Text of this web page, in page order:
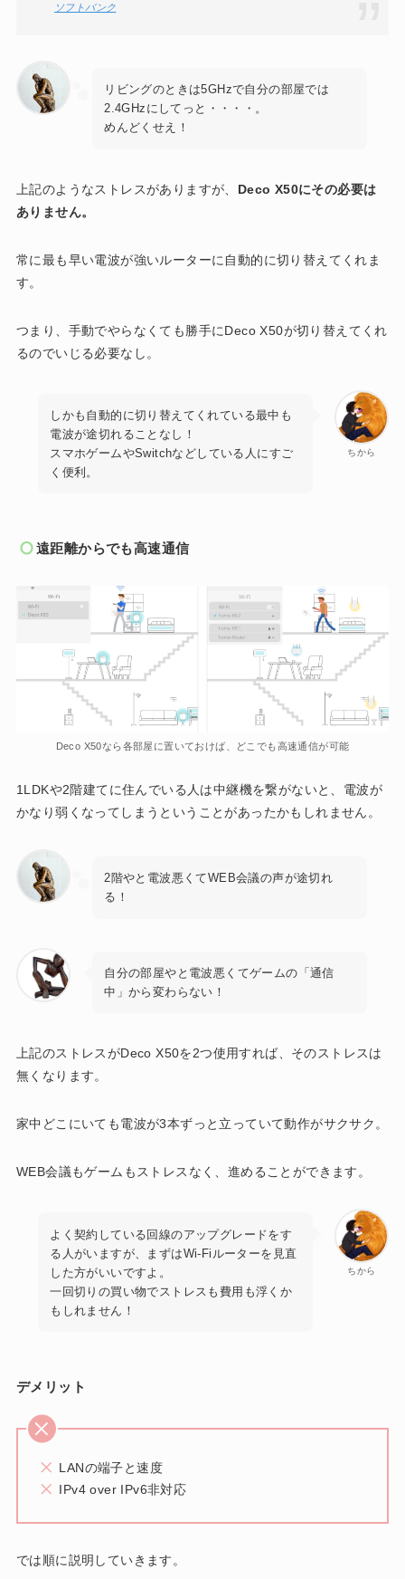
ソフトバンク
リビングのときは5GHzで自分の部屋では
2.4GHzにしてっと・・・・。
めんどくせえ！
上記のようなストレスがありますが、 Deco X50にその必要は
ありません。
常に最も早い電波が強いルーターに自動的に切り替えてくれま
す。
つまり、手動でやらなくても勝手にDeco X50が切り替えてくれ
るのでいじる必要なし。
ちから
しかも自動的に切り替えてくれている最中も
電波が途切れることなし！
スマホゲームやSwitchなどしている人にすご
く便利。
遠距離からでも高速通信
Deco X50なら各部屋に置いておけば、どこでも高速通信が可能
1LDKや2階建てに住んでいる人は中継機を繋がないと、電波が
かなり弱くなってしまうということがあったかもしれません。
2階やと電波悪くてWEB会議の声が途切れ
る！
自分の部屋やと電波悪くてゲームの「通信
中」から変わらない！
上記のストレスがDeco X50を2つ使用すれば、そのストレスは
無くなります。
家中どこにいても電波が3本ずっと立っていて動作がサクサク。
WEB会議もゲームもストレスなく、進めることができます。
ちから
よく契約している回線のアップグレードをす
る人がいますが、まずはWi-Fiルーターを見直
した方がいいですよ。
一回切りの買い物でストレスも費用も浮くか
もしれません！
デメリット
LANの端子と速度
IPv4 over IPv6非対応
では順に説明していきます。